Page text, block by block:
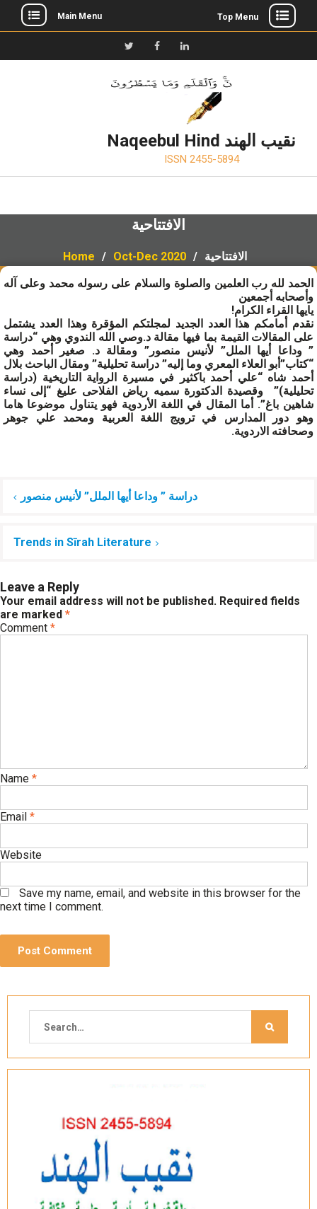
to
Main Menu Top Menu
TwitterFacebook
LinkedIn
Naqeebul Hind نقيب الهند
ISSN 2455-5894
الافتتاحية
Home Oct-Dec 2020
الافتتاحية
الحمد لله رب العلمين والصلوة والسلام على رسوله محمد وعلى آله
وأصحابه أجمعين
يايها القراء الكرام!
نقدم أمامكم هذا العدد الجديد لمجلتكم المؤقرة وهذا العدد يشتمل
على المقالات القيمة بما فيها مقالة د.وصي الله الندوي وهي “دراسة
” وداعا أيها الملل” لأنيس منصور” ومقالة د. صغير أحمد وهي
“كتاب”أبو العلاء المعري وما إليه” دراسة تحليلية” ومقال الباحث بلال
أحمد شاه “علي أحمد باكثير في مسيرة الرواية التاريخية (دراسة
تحليلية)” وقصيدة الدكتورة سميه رياض الفلاحى عليغ “إلى نساء
شاهين باغ”. أما المقال في اللغة الأردوية فهو يتناول موضوعا هاما
وهو دور المدارس في ترويج اللغة العربية ومحمد علي جوهر
وصحافته الاردوية.
navigation
دراسة ” وداعا أيها الملل” لأنيس منصور
Trends in Sīrah Literature
Leave a Reply
Your email address will not be published. Required fields
are marked *
Comment *
Name *
Email *
Website
Save my name, email, and website in this browser for the
next time I comment.